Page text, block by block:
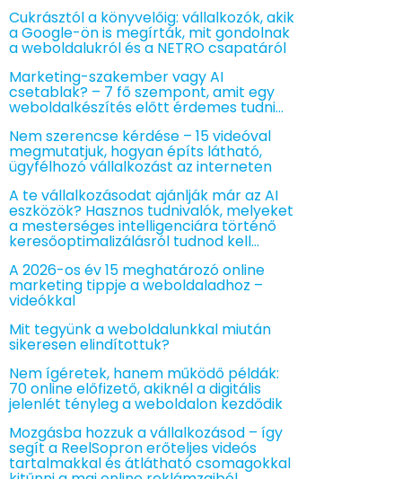
Cukrásztól a könyvelőig: vállalkozók, akik
a Google-ön is megírták, mit gondolnak
a weboldalukról és a NETRO csapatáról
Marketing-szakember vagy AI
csetablak? – 7 fő szempont, amit egy
weboldalkészítés előtt érdemes tudni…
Nem szerencse kérdése – 15 videóval
megmutatjuk, hogyan építs látható,
ügyfélhozó vállalkozást az interneten
A te vállalkozásodat ajánlják már az AI
eszközök? Hasznos tudnivalók, melyeket
a mesterséges intelligenciára történő
keresőoptimalizálásról tudnod kell…
A 2026-os év 15 meghatározó online
marketing tippje a weboldaladhoz –
videókkal
Mit tegyünk a weboldalunkkal miután
sikeresen elindítottuk?
Nem ígéretek, hanem működő példák:
70 online előfizető, akiknél a digitális
jelenlét tényleg a weboldalon kezdődik
Mozgásba hozzuk a vállalkozásod – így
segít a ReelSopron erőteljes videós
tartalmakkal és átlátható csomagokkal